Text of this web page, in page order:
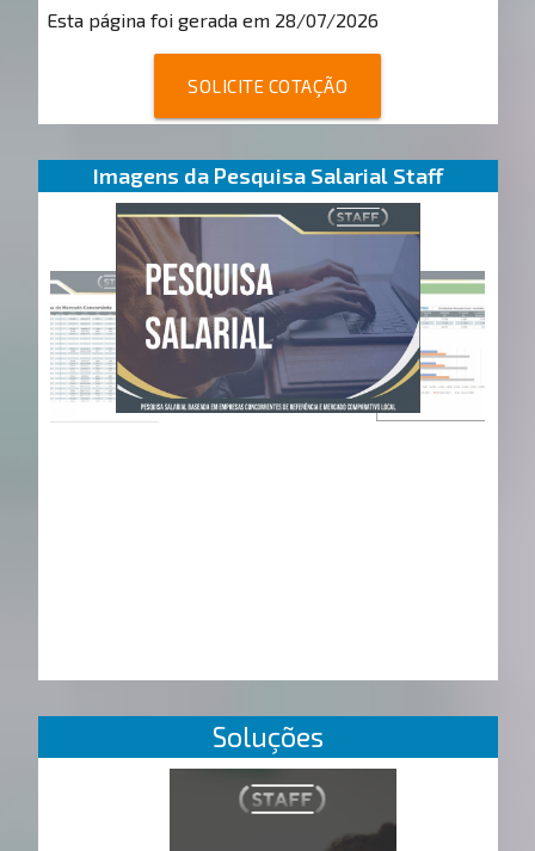
Esta página foi gerada em 28/07/2026
SOLICITE COTAÇÃO
Imagens da Pesquisa Salarial Staff
Soluções